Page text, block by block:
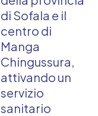
di Sofala e il
centro di
Manga
Chingussura,
attivando un
servizio
sanitario